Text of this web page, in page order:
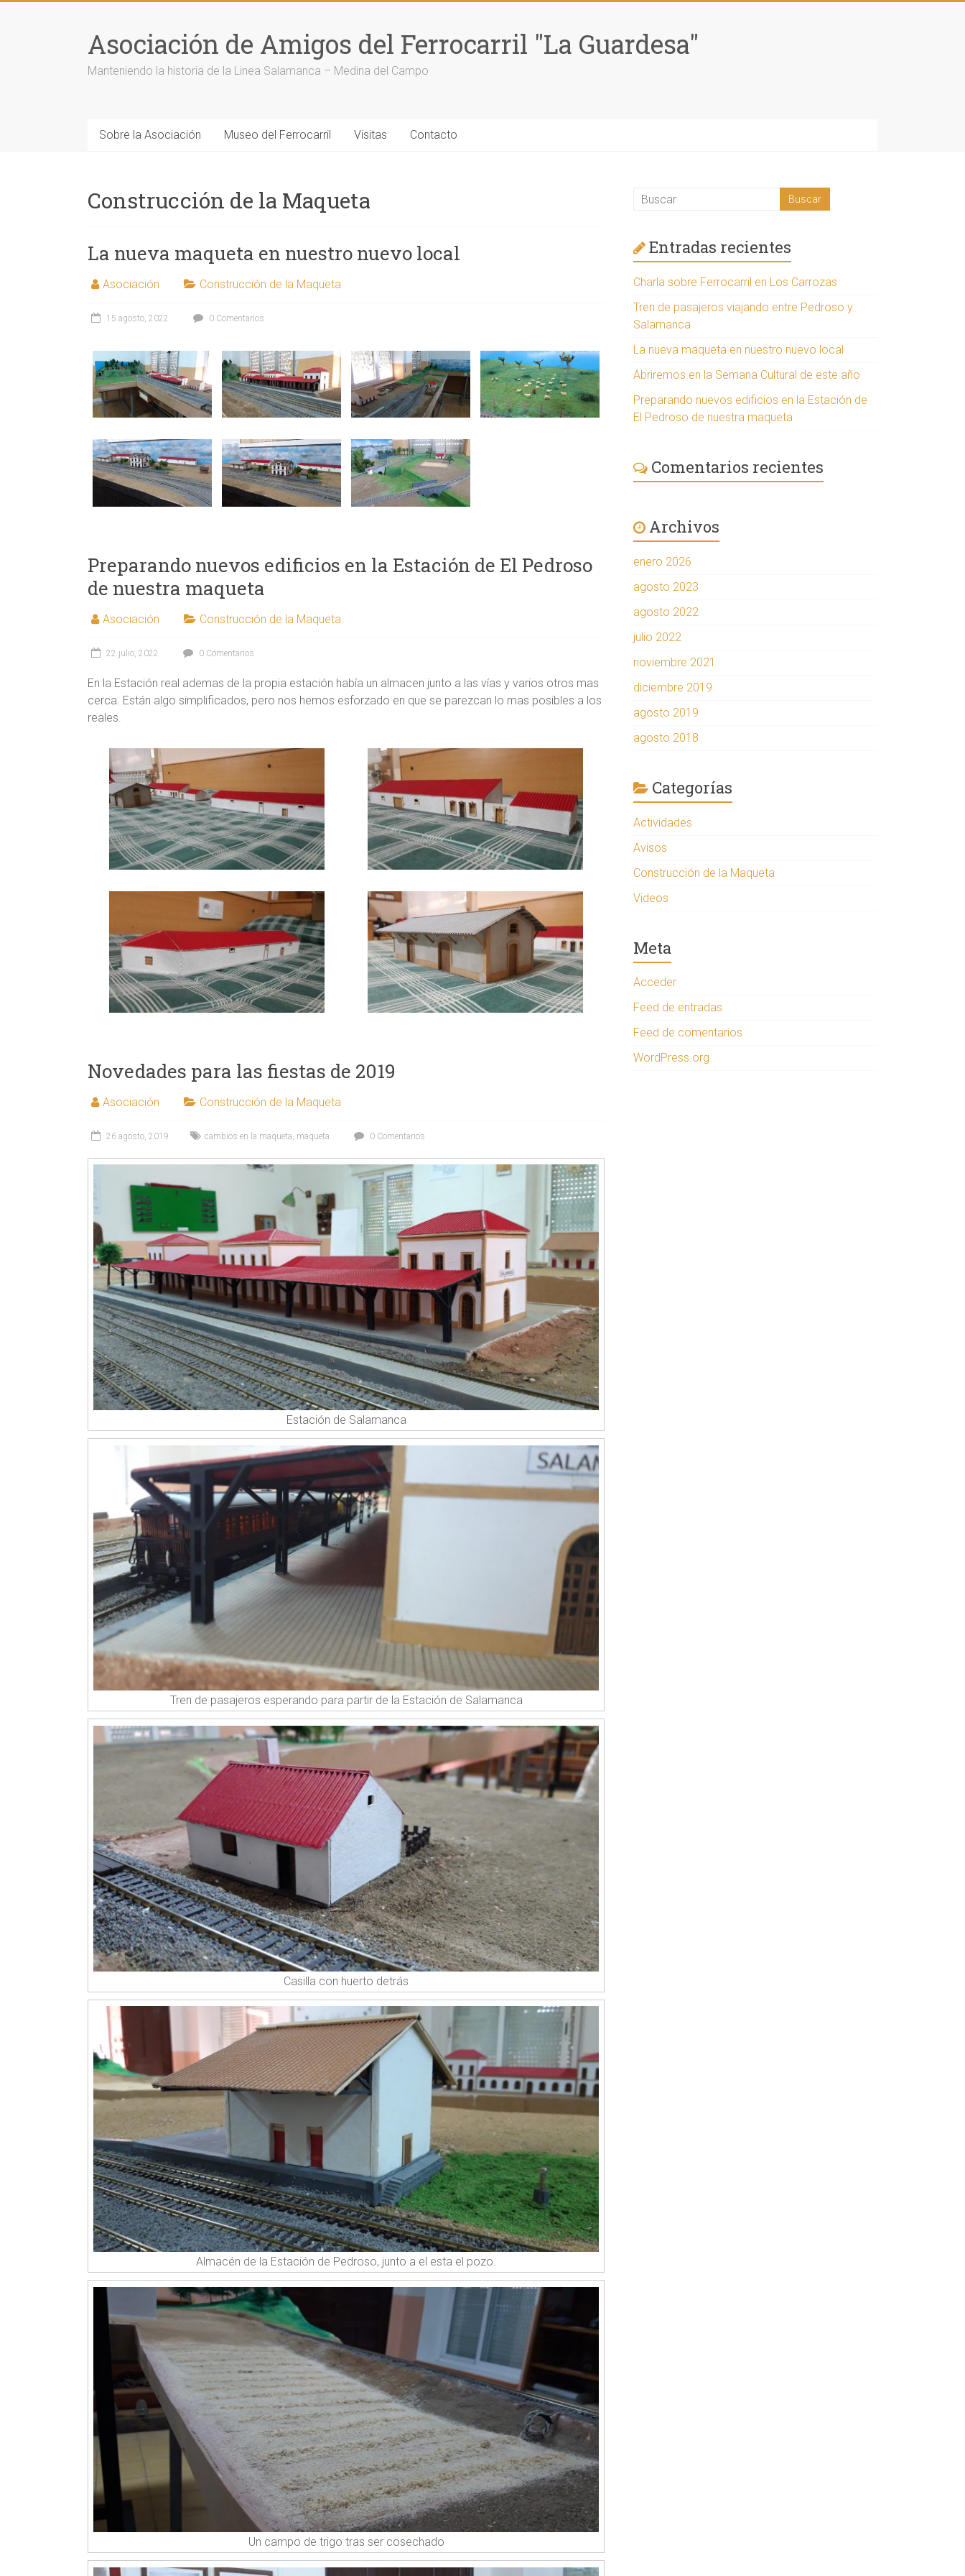
Asociación de Amigos del Ferrocarril "La Guardesa"
Manteniendo la historia de la Linea Salamanca – Medina del Campo
Sobre la Asociación Museo del Ferrocarril Visitas Contacto
Construcción de la Maqueta
La nueva maqueta en nuestro nuevo local
Asociación Construcción de la Maqueta
15 agosto, 2022 0 Comentarios
Preparando nuevos edificios en la Estación de El Pedroso
de nuestra maqueta
Asociación Construcción de la Maqueta
22 julio, 2022 0 Comentarios
En la Estación real ademas de la propia estación había un almacen junto a las vías y varios otros mas
cerca. Están algo simplificados, pero nos hemos esforzado en que se parezcan lo mas posibles a los
reales.
Novedades para las fiestas de 2019
Asociación Construcción de la Maqueta
26 agosto, 2019 cambios en la maqueta maqueta 0 Comentarios
Estación de Salamanca
Tren de pasajeros esperando para partir de la Estación de Salamanca
Casilla con huerto detrás
Almacén de la Estación de Pedroso, junto a el esta el pozo.
Un campo de trigo tras ser cosechado
Entradas recientes
Charla sobre Ferrocarril en Los Carrozas
Tren de pasajeros viajando entre Pedroso y
Salamanca
La nueva maqueta en nuestro nuevo local
Abriremos en la Semana Cultural de este año
Preparando nuevos edificios en la Estación de
El Pedroso de nuestra maqueta
Comentarios recientes
Archivos
enero 2026
agosto 2023
agosto 2022
julio 2022
noviembre 2021
diciembre 2019
agosto 2019
agosto 2018
Categorías
Actividades
Avisos
Construcción de la Maqueta
Videos
Meta
Acceder
Feed de entradas
Feed de comentarios
WordPress.org